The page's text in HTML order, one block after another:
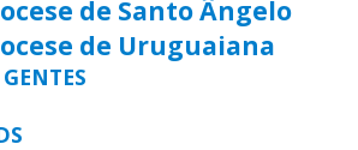
de Santo Ângelo
de Uruguaiana